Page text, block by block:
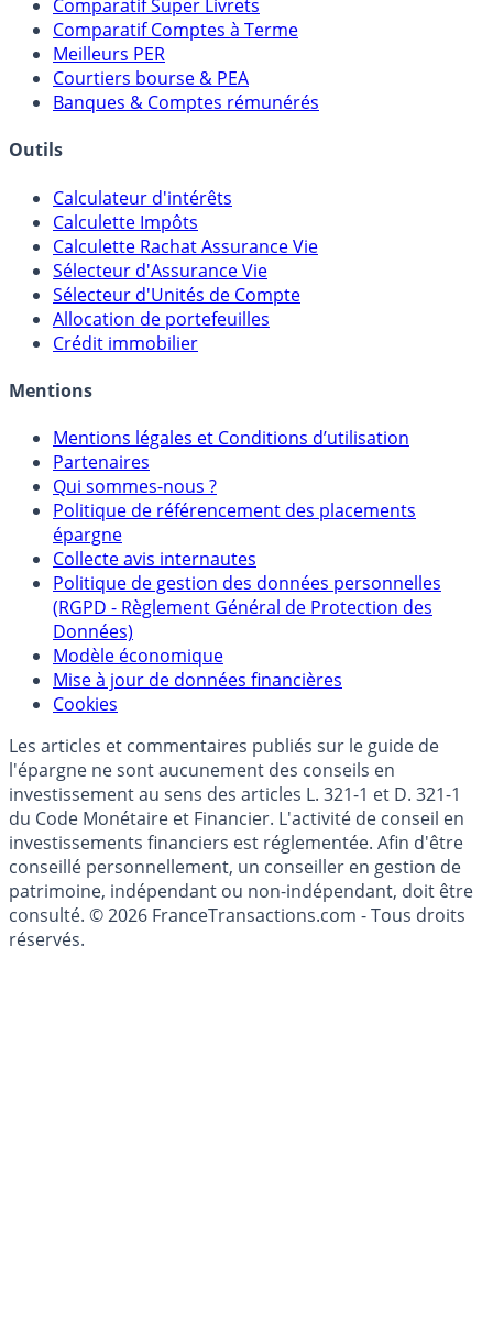
Placements Sans Risque
Comparatif Super Livrets
Comparatif Comptes à Terme
Meilleurs PER
Banques & Comptes rémunérés
Outils
Calculateur d'intérêts
Calculette Impôts
Calculette Rachat Assurance Vie
Sélecteur d'Assurance Vie
Sélecteur d'Unités de Compte
Crédit immobilier
Mentions
Mentions légales et Conditions d’utilisation
Partenaires
Qui sommes-nous ?
Politique de référencement des placements
épargne
Collecte avis internautes
Politique de gestion des données personnelles
(RGPD - Règlement Général de Protection des
Données)
Modèle économique
Cookies
Les articles et commentaires publiés sur le guide de
l'épargne ne sont aucunement des conseils en
investissement au sens des articles L. 321-1 et D. 321-1
du Code Monétaire et Financier. L'activité de conseil en
investissements financiers est réglementée. Afin d'être
conseillé personnellement, un conseiller en gestion de
patrimoine, indépendant ou non-indépendant, doit être